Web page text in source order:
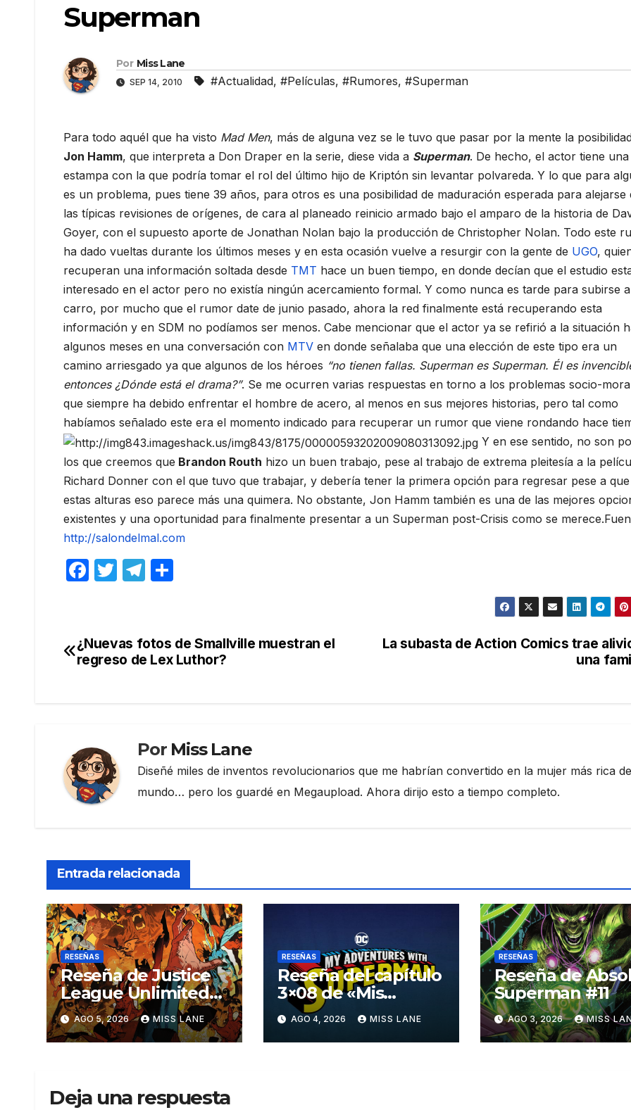
Superman
Por Miss Lane
SEP 14, 2010 #Actualidad, #Películas, #Rumores, #Superman
Para todo aquél que ha visto Mad Men, más de alguna vez se le tuvo que pasar por la mente la
Jon Hamm, que interpreta a Don Draper en la serie, diese vida a Superman. De hecho, el actor tiene una
estampa con la que podría tomar el rol del último hijo de Kriptón sin levantar polvareda. Y lo que para
es un problema, pues tiene 39 años, para otros es una posibilidad de maduración esperada para alejarse
las típicas revisiones de orígenes, de cara al planeado reinicio armado bajo el amparo de la historia de
Goyer, con el supuesto aporte de Jonathan Nolan bajo la producción de Christopher Nolan. Todo este
ha dado vueltas durante los últimos meses y en esta ocasión vuelve a resurgir con la gente de UGO,
recuperan una información soltada desde TMT hace un buen tiempo, en donde decían que el estudio
interesado en el actor pero no existía ningún acercamiento formal. Y como nunca es tarde para subirse
carro, por mucho que el rumor date de junio pasado, ahora la red finalmente está recuperando esta
información y en SDM no podíamos ser menos. Cabe mencionar que el actor ya se refirió a la situación
algunos meses en una conversación con MTV en donde señalaba que una elección de este tipo era un
camino arriesgado ya que algunos de los héroes “no tienen fallas. Superman es Superman. Él es
entonces ¿Dónde está el drama?”. Se me ocurren varias respuestas en torno a los problemas socio-
que siempre ha debido enfrentar el hombre de acero, al menos en sus mejores historias, pero tal como
habíamos señalado este era el momento indicado para recuperar un rumor que viene rondando hace
Y en ese sentido, no son
los que creemos que Brandon Routh hizo un buen trabajo, pese al trabajo de extrema pleitesía a la
Richard Donner con el que tuvo que trabajar, y debería tener la primera opción para regresar pese a
estas alturas eso parece más una quimera. No obstante, Jon Hamm también es una de las mejores
existentes y una oportunidad para finalmente presentar a un Superman post-Crisis como se
http://salondelmal.com
F
e
b
T
er
T
gr
a
p
ar
Navegación
La subasta de Action Comics trae
una
¿Nuevas fotos de Smallville muestran el
regreso de Lex Luthor?
Por Miss Lane
Diseñé miles de inventos revolucionarios que me habrían convertido en la mujer más rica
mundo… pero los guardé en Megaupload. Ahora dirijo esto a tiempo completo.
Entrada relacionada
RESEÑAS
Reseña de Justice
League Unlimited
#11AGO 5, 2026 MISS LANE
RESEÑAS
Reseña del capítulo
3×08 de «Mis
aventuras con
Superman»
AGO 4, 2026 MISS LANE
RESEÑAS
Reseña de
Superman #11
AGO 3, 2026 MISS
Deja una respuesta